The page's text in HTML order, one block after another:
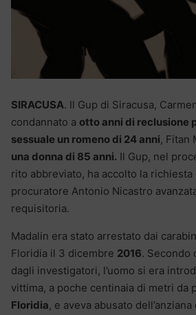
SIRACUSA. Il Gup di Siracusa,
condannato a otto anni di reclusione
sessuale un romeno di 24 anni, Fitan
una donna di 85 anni. Il Gup, nel
rito abbreviato, ha accolto la
procuratore Antonio Nicastro
requisitoria.
Madalin era stato arrestato dai
Floridia il 3 dicembre 2016. Secondo
dagli investigatori, l’uomo si era
vittima, a poche centinaia di metri da
Floridia, e aveva abusato